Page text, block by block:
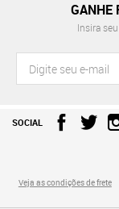
GANHE
Insira
SOCIAL
Veja as condições de frete